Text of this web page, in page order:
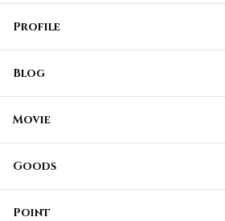
Profile
Blog
Movie
Goods
Point